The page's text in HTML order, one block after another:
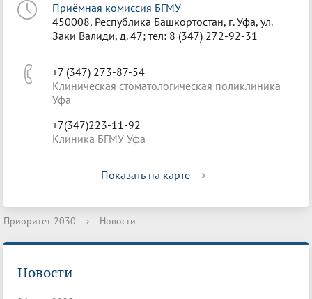
Приёмная комиссия БГМУ
450008, Республика Башкортостан, г. Уфа, ул.
Заки Валиди, д. 47; тел: 8 (347) 272-92-31
+7 (347) 273-87-54
Клиническая стоматологическая поликлиника
Уфа
+7(347)223-11-92
Клиника БГМУ Уфа
Показать на карте
Приоритет 2030 › Новости
Новости